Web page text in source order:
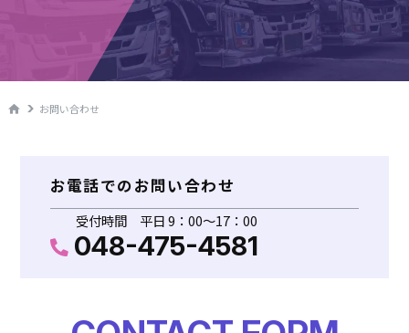
お問い合わせ
お問い合わせ
お電話でのお問い合わせ
受付時間 平日 9：00～17：00
048-475-4581